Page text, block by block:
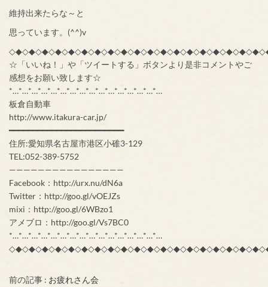
維持出来たらな～と
思っています。(^^)v
☆「いいね！」や「ツイートする」ボタンより是非コメントやご
感想をお願い致します☆
*…*…*…*…*…*…*…*…*…*…*…*…*…*…*…*…
板倉自動車
http://www.itakura-car.jp/
━━━━━━━━━━━━━━━━━━━━━━━━
住所:愛知県名古屋市港区小碓3-129
TEL:052-389-5752
————————————————
Facebook：http://urx.nu/dN6a
Twitter：http://goo.gl/vOEJZs
mixi：http://goo.gl/6WBzo1
アメブロ：http://goo.gl/Vs7BC0
*…*…*…*…*…*…*…*…*…*…*…*…*…*…*…*…
前の記事 : お疲れさん会